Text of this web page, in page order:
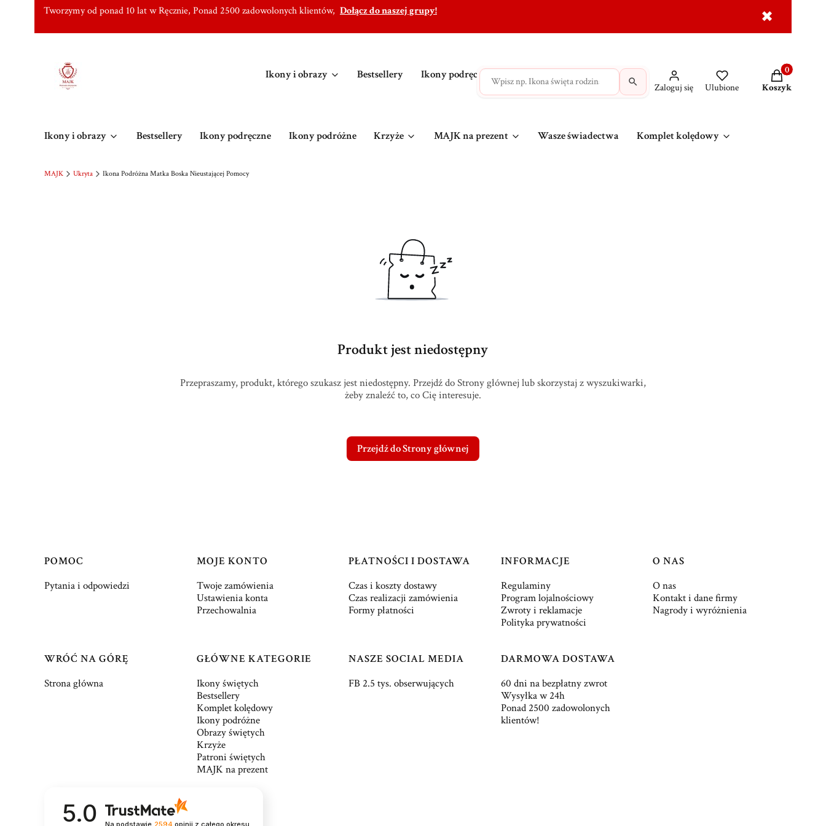
Tworzymy od ponad 10 lat w Ręcznie, Ponad 2500 zadowolonych klientów, Dołącz do naszej grupy! ✖
Ikony i obrazy Bestsellery Ikony podręczne Krzyże MAJK na prezent Wasze
Zaloguj się Ulubione
Produkty w
Koszyk
Ikony i obrazy Bestsellery Ikony podręczne Ikony podróżne Krzyże MAJK na prezent Wasze świadectwa Komplet kolędowy
MAJK Ukryta Ikona Podróżna Matka Boska Nieustającej Pomocy
Produkt jest niedostępny
Przepraszamy, produkt, którego szukasz jest niedostępny. Przejdź do Strony głównej lub skorzystaj z wyszukiwarki,
żeby znaleźć to, co Cię interesuje.
Przejdź do Strony głównej
Linki w stopce
POMOC
Pytania i odpowiedzi
MOJE KONTO
Twoje zamówienia
Ustawienia konta
Przechowalnia
PŁATNOŚCI I DOSTAWA
Czas i koszty dostawy
Czas realizacji zamówienia
Formy płatności
INFORMACJE
Regulaminy
Program lojalnościowy
Zwroty i reklamacje
Polityka prywatności
O NAS
O nas
Kontakt i dane firmy
Nagrody i wyróżnienia
WRÓĆ NA GÓRĘ
Strona główna
GŁÓWNE KATEGORIE
Ikony świętych
Bestsellery
Komplet kolędowy
Ikony podróżne
Obrazy świętych
Krzyże
Patroni świętych
MAJK na prezent
NASZE SOCIAL MEDIA
FB 2.5 tys. obserwujących
DARMOWA DOSTAWA
60 dni na bezpłatny zwrot
Wysyłka w 24h
Ponad 2500 zadowolonych
klientów!
5.0 Na podstawie 2594 opinii z całego okresu